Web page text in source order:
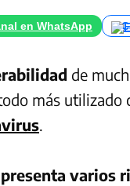
en WhatsApp
de
más utilizado
.
varios